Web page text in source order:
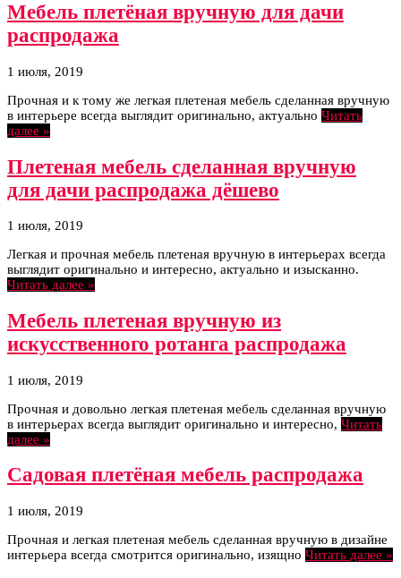
Мебель плетёная вручную для дачи
распродажа
1 июля, 2019
Прочная и к тому же легкая плетеная мебель сделанная вручную
в интерьере всегда выглядит оригинально, актуально Читать
далее »
Плетеная мебель сделанная вручную
для дачи распродажа дёшево
1 июля, 2019
Легкая и прочная мебель плетеная вручную в интерьерах всегда
выглядит оригинально и интересно, актуально и изысканно.
Читать далее »
Мебель плетеная вручную из
искусственного ротанга распродажа
1 июля, 2019
Прочная и довольно легкая плетеная мебель сделанная вручную
в интерьерах всегда выглядит оригинально и интересно, Читать
далее »
Садовая плетёная мебель распродажа
1 июля, 2019
Прочная и легкая плетеная мебель сделанная вручную в дизайне
интерьера всегда смотрится оригинально, изящно Читать далее »